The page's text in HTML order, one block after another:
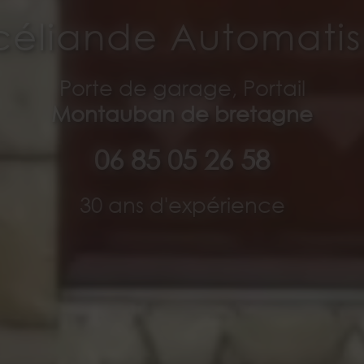
Porte de garage, Portail
Montauban de bretagne
06 85 05 26 58
30 ans d'expérience